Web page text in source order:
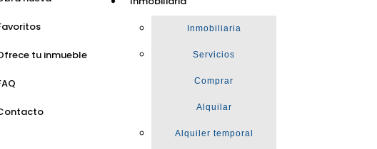
Inmobiliaria
Servicios
Comprar
Alquilar
Alquiler temporal
tu inmueble